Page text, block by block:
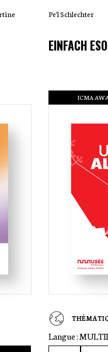
Pe'l Schlechter
EINFACH
ICMA
Langue :